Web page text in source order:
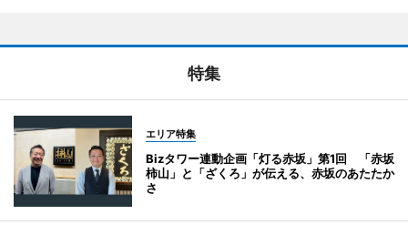
特集
エリア特集
Bizタワー連動企画「灯る赤坂」第1回 「赤坂
柿山」と「ざくろ」が伝える、赤坂のあたたか
さ